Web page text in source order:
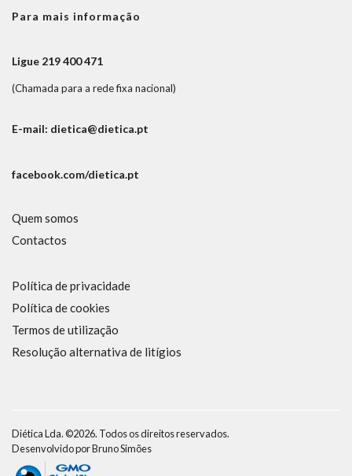
Para mais informação
Ligue 219 400 471
(Chamada para a rede fixa nacional)
E-mail: dietica@dietica.pt
facebook.com/dietica.pt
Quem somos
Contactos
Política de privacidade
Política de cookies
Termos de utilização
Resolução alternativa de litígios
Diética Lda. ©2026. Todos os direitos reservados.
Desenvolvido porBruno Simões